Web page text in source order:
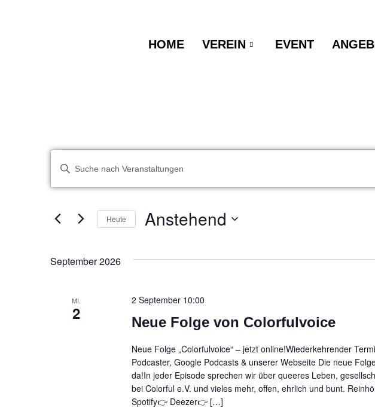
HOME VEREIN EVENT
Suche
und
Ansichten,
Navigation
Bitte
Schlüsselwort
eingeben.
nach
Veranstaltungen
Heute Anstehend
September 2026
MI.
2 Neue Folge von Colorfulvoice
2 September 10:00
Neue Folge „Colorfulvoice“ – jetzt online!Wiederkehrender
Podcaster, Google Podcasts & unserer Webseite Die neue
da!In jeder Episode sprechen wir über queeres Leben,
bei Colorful e.V. und vieles mehr, offen, ehrlich und bunt.
Spotify👉 Deezer👉 […]